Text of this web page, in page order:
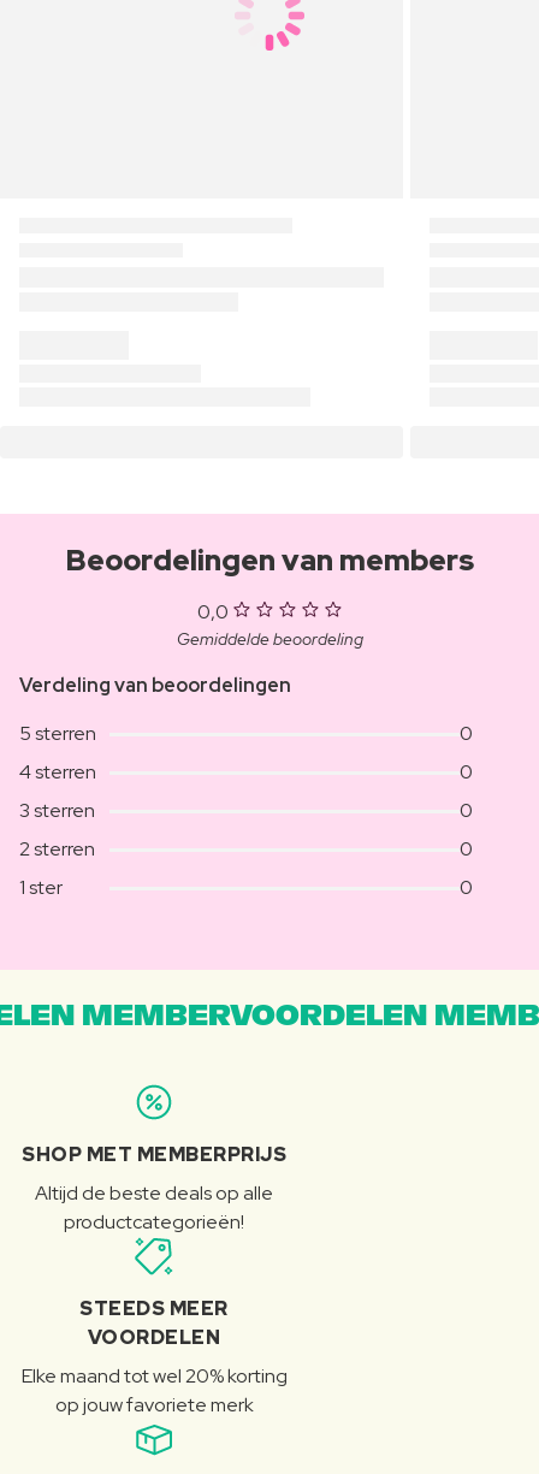
Beoordelingen van members
0,0
Gemiddelde beoordeling
Verdeling van beoordelingen
5 sterren
0
4 sterren
0
3 sterren
0
2 sterren
0
1 ster
0
MEMBERVOORDELEN
SHOP MET MEMBERPRIJS
Altijd de beste deals op alle
productcategorieën!
STEEDS MEER
VOORDELEN
Elke maand tot wel 20% korting
op jouw favoriete merk